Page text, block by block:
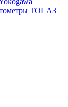
ТОПАЗ